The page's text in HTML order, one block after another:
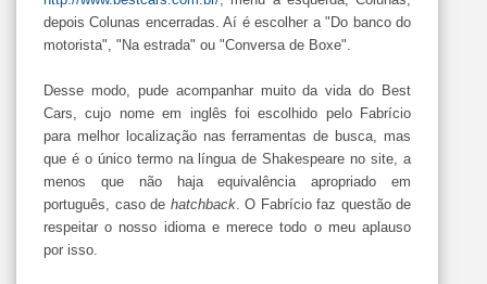
depois Colunas encerradas. Aí é escolher a "Do banco do
motorista", "Na estrada" ou "Conversa de Boxe".
Desse modo, pude acompanhar muito da vida do Best
Cars, cujo nome em inglês foi escolhido pelo Fabrício
para melhor localização nas ferramentas de busca, mas
que é o único termo na língua de Shakespeare no site, a
menos que não haja equivalência apropriado em
português, caso de hatchback. O Fabrício faz questão de
respeitar o nosso idioma e merece todo o meu aplauso
por isso.